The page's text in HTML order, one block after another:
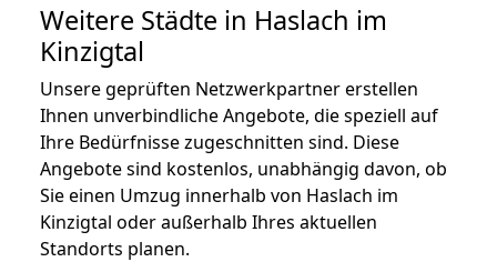
Weitere Städte in Haslach im
Kinzigtal
Unsere geprüften Netzwerkpartner erstellen
Ihnen unverbindliche Angebote, die speziell auf
Ihre Bedürfnisse zugeschnitten sind. Diese
Angebote sind kostenlos, unabhängig davon, ob
Sie einen Umzug innerhalb von Haslach im
Kinzigtal oder außerhalb Ihres aktuellen
Standorts planen.